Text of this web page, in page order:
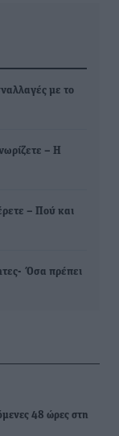
με το
– Η
– Πού και
Όσα πρέπει
48 ώρες στη